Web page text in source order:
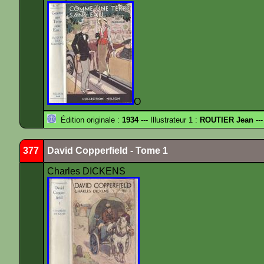
O
Édition originale : 1934--- Illustrateur 1 : ROUTIER Jean ---
377 David Copperfield - Tome 1
Charles DICKENS